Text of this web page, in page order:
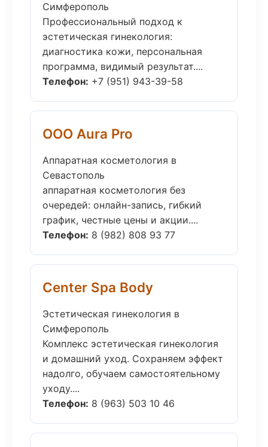
Симферополь
Профессиональный подход к
эстетическая гинекология:
диагностика кожи, персональная
программа, видимый результат....
Телефон: +7 (951) 943-39-58
ООО Aura Pro
Аппаратная косметология в
Севастополь
аппаратная косметология без
очередей: онлайн-запись, гибкий
график, честные цены и акции....
Телефон: 8 (982) 808 93 77
Center Spa Body
Эстетическая гинекология в
Симферополь
Комплекс эстетическая гинекология
и домашний уход. Сохраняем эффект
надолго, обучаем самостоятельному
уходу....
Телефон: 8 (963) 503 10 46